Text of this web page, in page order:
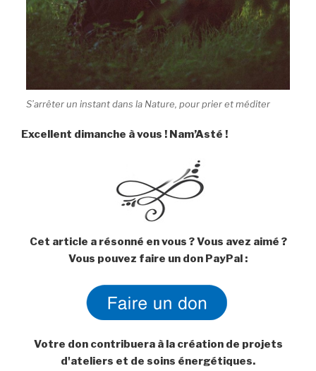
S’arrêter un instant dans la Nature, pour prier et méditer
Excellent dimanche à vous ! Nam’Asté !
Cet article a résonné en vous ? Vous avez aimé ?
Vous pouvez faire un don PayPal :
Votre don contribuera à la création de projets
d'ateliers et de soins énergétiques.